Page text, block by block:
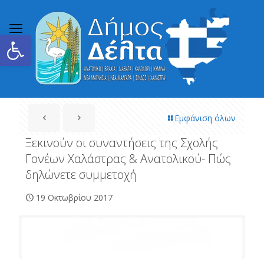
Ανοίξτε τη γραμμή εργαλείων
Εμφάνιση όλων
Ξεκινούν οι συναντήσεις της Σχολής
Γονέων Χαλάστρας & Ανατολικού- Πώς
δηλώνετε συμμετοχή
19 Οκτωβρίου 2017